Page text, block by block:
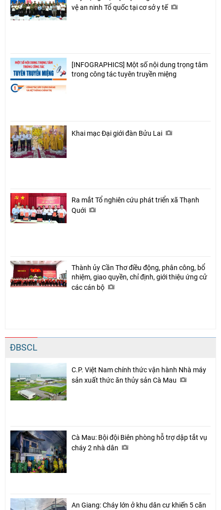
vệ an ninh Tổ quốc tại cơ sở y tế
[INFOGRAPHICS] Một số nội dung trọng tâm
trong công tác tuyên truyền miệng
Khai mạc Đại giới đàn Bửu Lai
Ra mắt Tổ nghiên cứu phát triển xã Thạnh
Quới
Thành ủy Cần Thơ điều động, phân công, bổ
nhiệm, giao quyền, chỉ định, giới thiệu ứng cử
các cán bộ
ĐBSCL
C.P. Việt Nam chính thức vận hành Nhà máy
sản xuất thức ăn thủy sản Cà Mau
Cà Mau: Bội đội Biên phòng hỗ trợ dập tắt vụ
cháy 2 nhà dân
An Giang: Cháy lớn ở khu dân cư khiến 5 căn